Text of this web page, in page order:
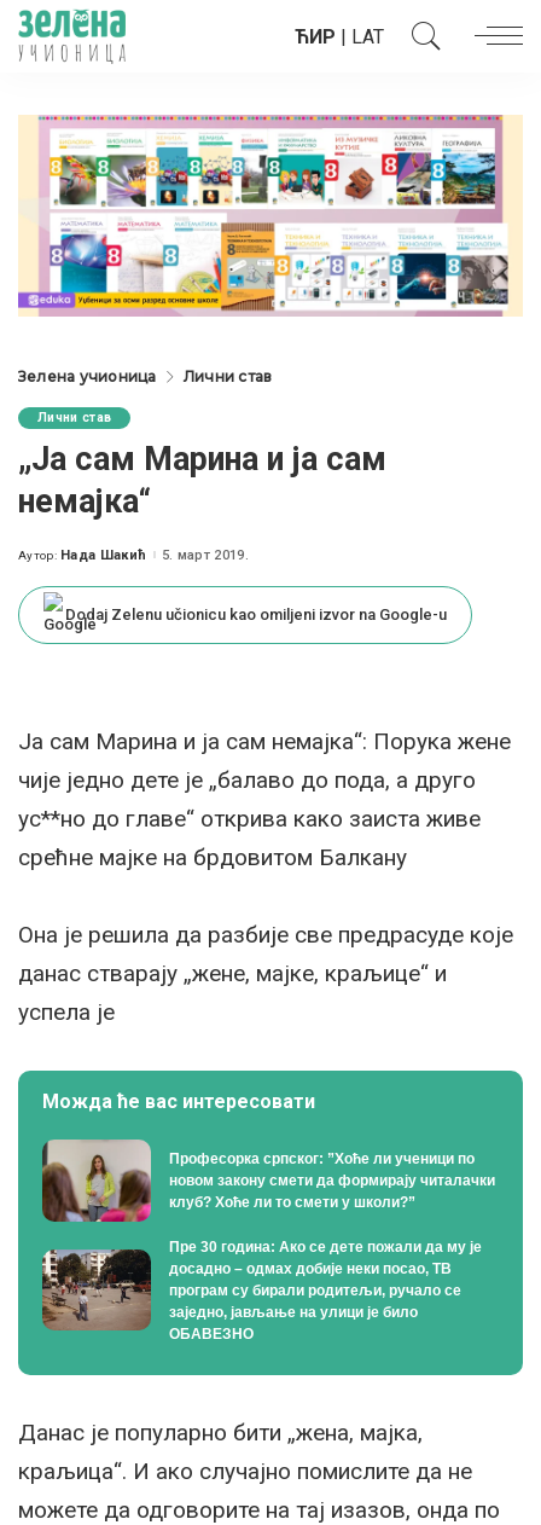
ЋИР | LAT
Зелена учионица Лични став
Лични став
„Ја сам Марина и ја сам
немајка“
Posted
Аутор: Нада Шакић 5. март 2019.
Dodaj Zelenu učionicu kao omiljeni izvor na Google-u
Ја сам Марина и ја сам немајка“: Порука жене
чије једно дете је „балаво до пода, а друго
ус**но до главе“ открива како заиста живе
срећне мајке на брдовитом Балкану
Она је решила да разбије све предрасуде које
данас стварају „жене, мајке, краљице“ и
успела је
Можда ће вас интересовати
Професорка српског: ”Хоће ли ученици по
новом закону смети да формирају читалачки
клуб? Хоће ли то смети у школи?”
Пре 30 година: Ако се дете пожали да му је
досадно – одмах добије неки посао, ТВ
програм су бирали родитељи, ручало се
заједно, јављање на улици је било
ОБАВЕЗНО
Данас је популарно бити „жена, мајка,
краљица“. И ако случајно помислите да не
можете да одговорите на тај изазов, онда по